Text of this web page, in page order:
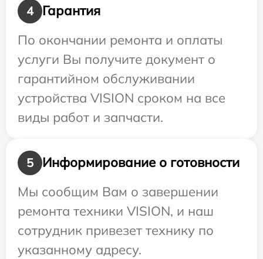
4
Гарантия
По окончании ремонта и оплаты
услуги Вы получите документ о
гарантийном обслуживании
устройства VISION сроком на все
виды работ и запчасти.
5
Информирование о готовности
Мы сообщим Вам о завершении
ремонта техники VISION, и наш
сотрудник привезет технику по
указанному адресу.